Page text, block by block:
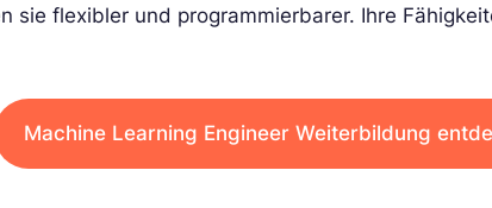
sie flexibler und programmierbarer. Ihre
Machine Learning Engineer Weiterbildung